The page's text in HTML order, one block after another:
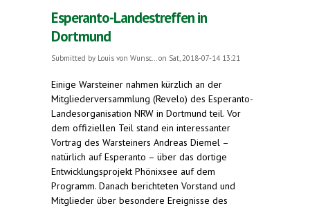
Esperanto-Landestreffen in
Dortmund
Submitted by Louis von Wunsc...on Sat, 2018-07-14 13:21
Einige Warsteiner nahmen kürzlich an der
Mitgliederversammlung (Revelo) des Esperanto-
Landesorganisation NRW in Dortmund teil. Vor
dem offiziellen Teil stand ein interessanter
Vortrag des Warsteiners Andreas Diemel –
natürlich auf Esperanto – über das dortige
Entwicklungsprojekt Phönixsee auf dem
Programm. Danach berichteten Vorstand und
Mitglieder über besondere Ereignisse des